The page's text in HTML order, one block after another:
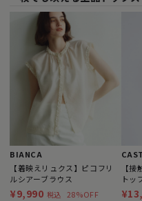
BIANCA
【着映えリュクス】ピコフリ
ルシアーブラウス
¥9,990 税込 28%OFF
【
トッ